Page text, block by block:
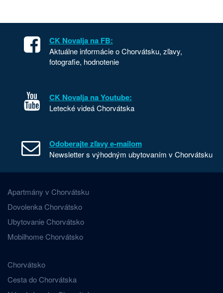
CK Novalja na FB:
Aktuálne informácie o Chorvátsku, zľavy,
fotografie, hodnotenie
CK Novalja na Youtube:
Letecké videá Chorvátska
Odoberajte zľavy e-mailom
Newsletter s výhodným ubytovaním v Chorvátsku
Apartmány v Chorvátsku
Dovolenka Chorvátsko
Ubytovanie Chorvátsko
Mobilhome Chorvátsko
Chorvátsko
Cesta do Chorvátska